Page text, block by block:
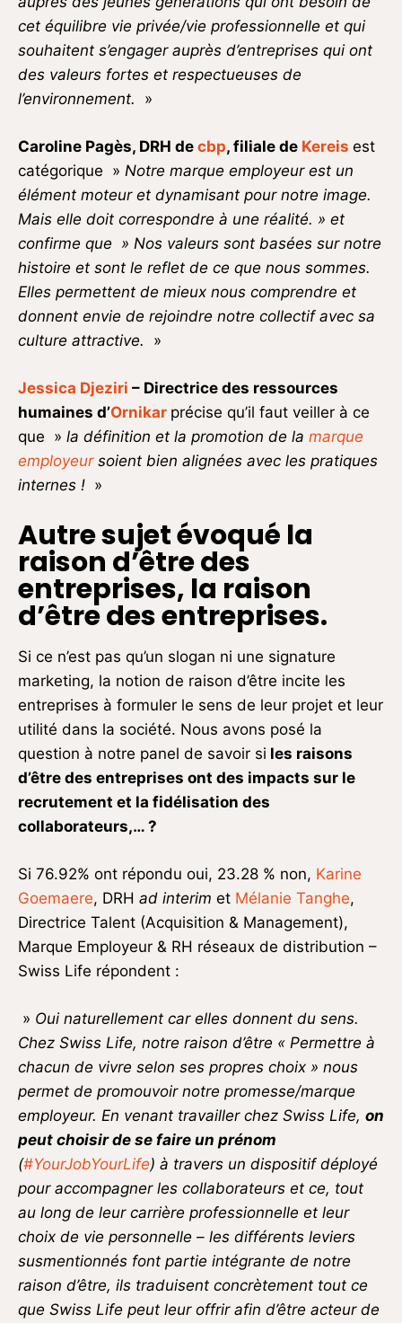
cet équilibre vie privée/vie professionnelle et qui
souhaitent s’engager auprès d’entreprises qui ont
des valeurs fortes et respectueuses de
l’environnement. »
Caroline Pagès, DRH de cbp, filiale de Kereis est
catégorique » Notre marque employeur est un
élément moteur et dynamisant pour notre image.
Mais elle doit correspondre à une réalité. » et
confirme que » Nos valeurs sont basées sur notre
histoire et sont le reflet de ce que nous sommes.
Elles permettent de mieux nous comprendre et
donnent envie de rejoindre notre collectif avec sa
culture attractive.
»
Jessica Djeziri – Directrice des ressources
humaines d’Ornikar précise qu’il faut veiller à ce
que » la définition et la promotion de la marque
employeursoient bien alignées avec les pratiques
internes ! »
Autre sujet évoqué la
raison d’être des
entreprises, la raison
d’être des entreprises.
Si ce n’est pas qu’un slogan ni une signature
marketing, la notion de raison d’être incite les
entreprises à formuler le sens de leur projet et leur
utilité dans la société. Nous avons posé la
question à notre panel de savoir si les raisons
d’être des entreprises ont des impacts sur le
recrutement et la fidélisation des
collaborateurs,… ?
Si 76.92% ont répondu oui, 23.28 % non, Karine
Goemaere, DRH ad interim et Mélanie Tanghe,
Directrice Talent (Acquisition & Management),
Marque Employeur & RH réseaux de distribution –
Swiss Life répondent :
» Oui naturellement car elles donnent du sens.
Chez Swiss Life, notre raison d’être « Permettre à
chacun de vivre selon ses propres choix » nous
permet de promouvoir notre promesse/marque
employeur. En venant travailler chez Swiss Life, on
peut choisir de se faire un prénom
(#YourJobYourLife) à travers un dispositif déployé
pour accompagner les collaborateurs et ce, tout
au long de leur carrière professionnelle et leur
choix de vie personnelle – les différents leviers
susmentionnés font partie intégrante de notre
raison d’être, ils traduisent concrètement tout ce
que Swiss Life peut leur offrir afin d’être acteur de